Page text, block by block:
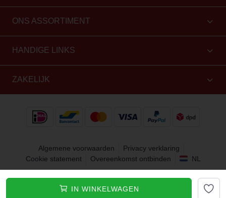
IN WINKELWAGEN
ONS ASSORTIMENT
HANDIGE LINKS
ZAKELIJK
Algemene voorwaarden
Privacy verklaring
Cookie statement
Overeenkomst ontbinden NL
Copyright 2010 - 2026 Evans & Watson. Alle rechten
voorbehouden.